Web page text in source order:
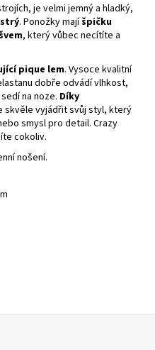
je velmi jemný a hladký,
. Ponožky majíšpičku
, který vůbec necítíte a
pique lem. Vysoce kvalitní
dobře odvádí vlhkost,
na noze. Díky
skvěle vyjádřit svůj styl, který
smysl pro detail. Crazy
cokoliv.
nošení.